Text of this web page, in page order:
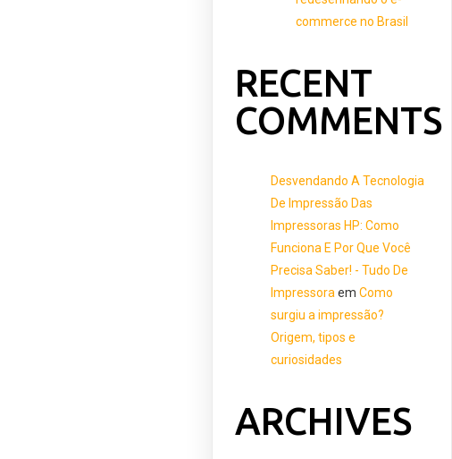
commerce no Brasil
RECENT
COMMENTS
Desvendando A Tecnologia
De Impressão Das
Impressoras HP: Como
Funciona E Por Que Você
Precisa Saber! - Tudo De
ImpressoraemComo
surgiu a impressão?
Origem, tipos e
curiosidades
ARCHIVES